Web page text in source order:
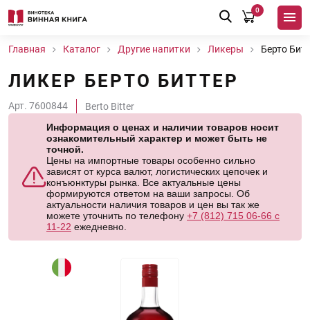
0
Главная Каталог Другие напитки Ликеры Берто
ЛИКЕР БЕРТО БИТТЕР
Арт. 7600844
Berto Bitter
Информация о ценах и наличии товаров носит
ознакомительный характер и может быть не
точной.
Цены на импортные товары особенно сильно
зависят от курса валют, логистических цепочек и
конъюнктуры рынка. Все актуальные цены
формируются ответом на ваши запросы. Об
актуальности наличия товаров и цен вы так же
можете уточнить по телефону +7 (812) 715 06-66 с
11-22 ежедневно.